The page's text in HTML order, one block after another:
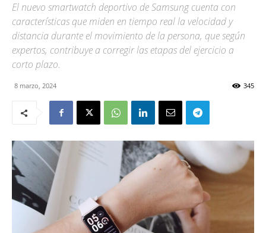
El nuevo smartwatch deportivo de Samsung cuenta con
características que miden en tiempo real la velocidad y
distancia durante el movimiento de la persona, que según
expertos, contribuye a corregir las etapas del ejercicio a
corto plazo.
8 marzo, 2024 345